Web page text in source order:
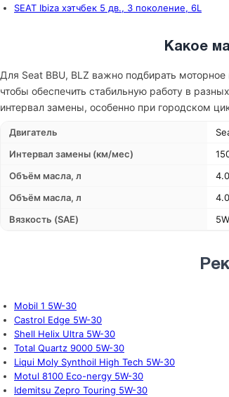
SEAT Ibiza хэтчбек 5 дв., 3 поколение, 6L
Какое
Для Seat BBU, BLZ важно подбирать
чтобы обеспечить стабильную работу в
интервал замены, особенно при городском
Двигатель
Интервал замены (км/мес)
Объём масла, л
4.0
Объём масла, л
4.0
Вязкость (SAE)
Mobil 1 5W-30
Castrol Edge 5W-30
Shell Helix Ultra 5W-30
Total Quartz 9000 5W-30
Liqui Moly Synthoil High Tech 5W-30
Motul 8100 Eco-nergy 5W-30
Idemitsu Zepro Touring 5W-30